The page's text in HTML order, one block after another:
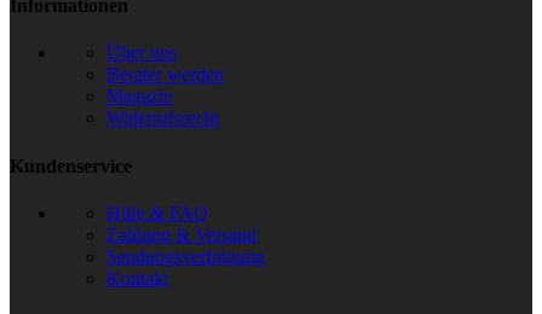
Informationen
Über uns
Berater werden
Magazin
Widerrufsrecht
Kundenservice
Hilfe & FAQ
Zahlung & Versand
Sendungsverfolgung
Kontakt